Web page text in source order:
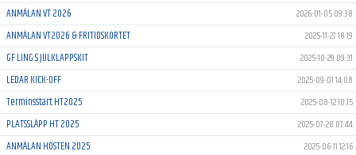
ANMÄLAN VT 2026 2026-01-05 09:38
ANMÄLAN VT2026 & FRITIDSKORTET 2025-11-27 18:19
GF LING:S JULKLAPPSKIT 2025-10-29 09:31
LEDAR KICK-OFF 2025-09-01 14:08
Terminsstart HT2025 2025-08-12 10:15
PLATSSLÄPP HT 2025 2025-07-28 07:44
ANMÄLAN HÖSTEN 2025 2025-06-11 12:16